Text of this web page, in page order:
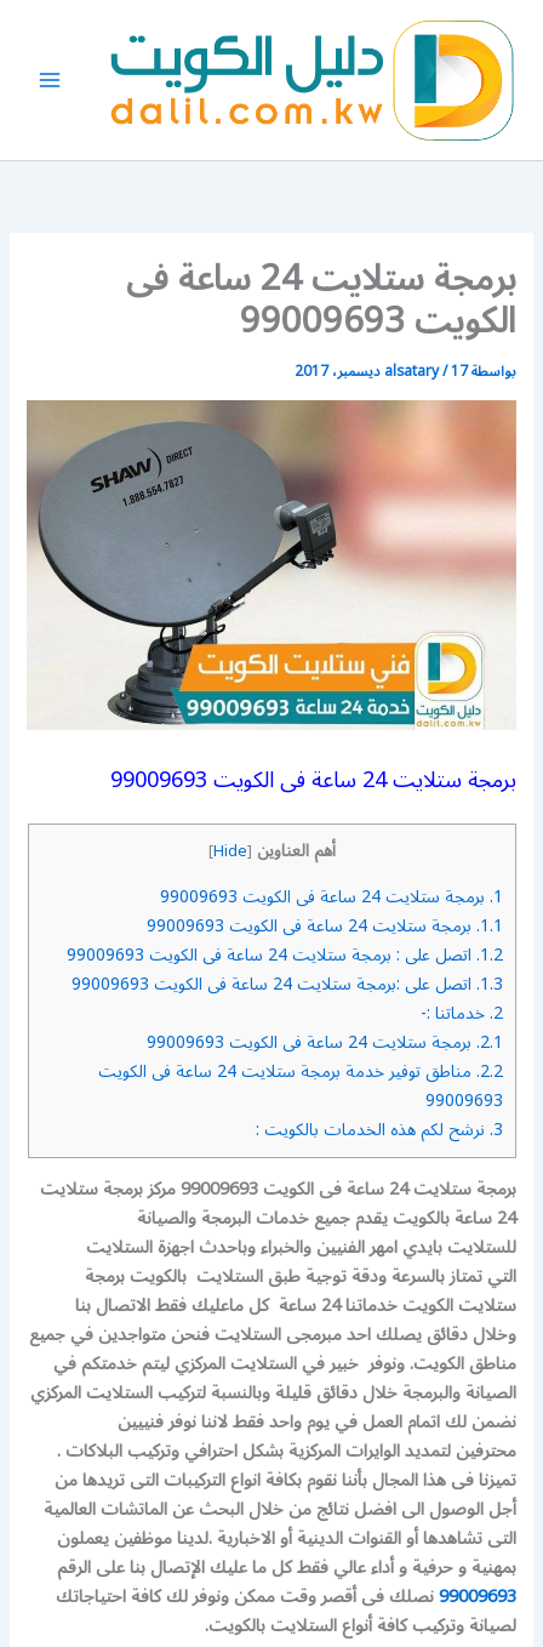
المحتوى
برمجة ستلايت 24 ساعة فى
الكويت 99009693
بواسطة alsatary/17 ديسمبر، 2017
برمجة ستلايت 24 ساعة فى الكويت 99009693
أهم العناوين [
Hide
]
1. برمجة ستلايت 24 ساعة فى الكويت 99009693
1.1. برمجة ستلايت 24 ساعة فى الكويت 99009693
1.2. اتصل على : برمجة ستلايت 24 ساعة فى الكويت 99009693
1.3. اتصل على :برمجة ستلايت 24 ساعة فى الكويت 99009693
2. خدماتنا :-
2.1. برمجة ستلايت 24 ساعة فى الكويت 99009693
2.2.
مناطق توفير خدمة برمجة ستلايت 24 ساعة فى الكويت
99009693
3. نرشح لكم هذه الخدمات بالكويت :
برمجة ستلايت 24 ساعة فى الكويت 99009693 مركز برمجة ستلايت
24 ساعة بالكويت يقدم جميع خدمات البرمجة والصيانة
للستلايت بايدي امهر الفنيين والخبراء وباحدث اجهزة الستلايت
التي تمتاز بالسرعة ودقة توجية طبق الستلايت بالكويت برمجة
ستلايت الكويت خدماتنا 24 ساعة كل ماعليك فقط الاتصال بنا
وخلال دقائق يصلك احد مبرمجى الستلايت فنحن متواجدين في جميع
مناطق الكويت. ونوفر خبير في الستلايت المركزي ليتم خدمتكم في
الصيانة والبرمجة خلال دقائق قليلة وبالنسبة لتركيب الستلايت المركزي
نضمن لك اتمام العمل في يوم واحد فقط لاننا نوفر فنييين
محترفين لتمديد الوايرات المركزية بشكل احترافي وتركيب البلاكات .
تميزنا فى هذا المجال بأننا نقوم بكافة انواع التركيبات التى تريدها من
أجل الوصول الى افضل نتائج من خلال البحث عن الماتشات العالمية
التى تشاهدها أو القنوات الدينية أو الاخبارية .لدينا موظفين يعملون
بمهنية و حرفية و أداء عالي فقط كل ما عليك الإتصال بنا على الرقم
99009693نصلك فى أقصر وقت ممكن ونوفر لك كافة احتياجاتك
لصيانة وتركيب كافة أنواع الستلايت بالكويت.